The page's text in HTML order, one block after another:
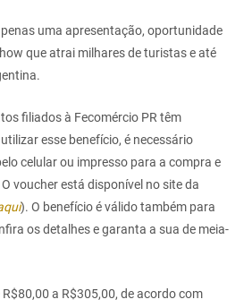
uma apresentação, oportunidade
que atrai milhares de turistas e até
filiados à Fecomércio PR têm
esse benefício, é necessário
celular ou impresso para a compra e
voucher está disponível no site da
). O benefício é válido também para
os detalhes e garanta a sua de meia-
a R$305,00, de acordo com